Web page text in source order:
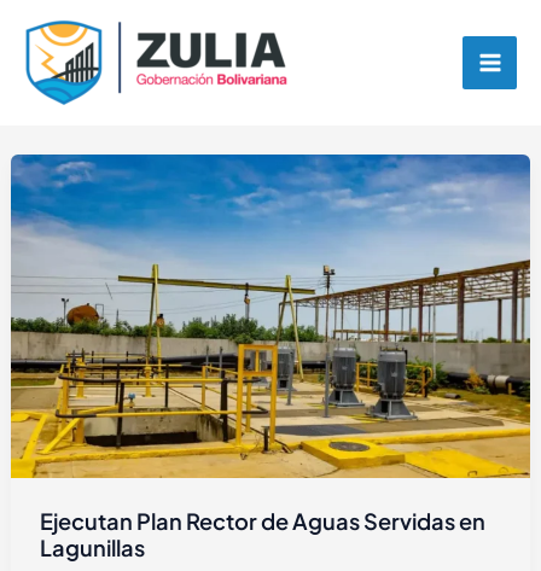
contenido
contenido
Ejecutan Plan Rector de Aguas Servidas en
Lagunillas